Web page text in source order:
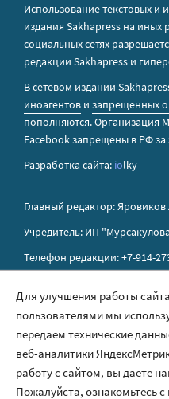
Использование текстовых и
издания Sakhapress на иных
социальных сетях
редакции Sakhapress и
В сетевом издании
иноагентов и запрещенных
пополняются. Организация
Facebook запрещены в РФ за
Разработка сайта: iolky
Главный редактор:
Учредитель: ИП
Телефон редакции: +7-914-
Правила сайта
Политика обработки
Размещение рекламы
Для улучшения работы
пользователями мы
передаем технические
веб-аналитики
работу с сайтом, вы даете
Пожалуйста, ознакомьтесь